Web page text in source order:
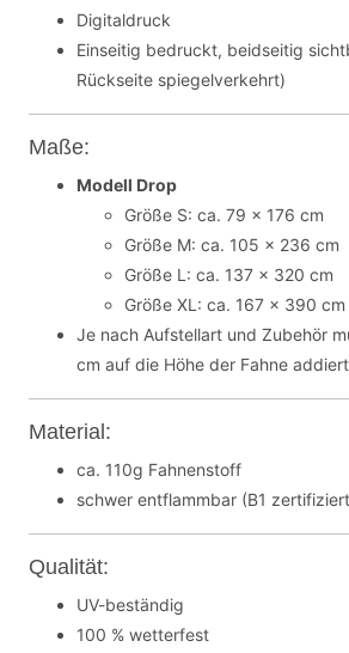
Digitaldruck
Einseitig bedruckt, beidseitig
Rückseite spiegelverkehrt)
Maße:
Modell Drop
Größe S: ca. 79 x 176 cm
Größe M: ca. 105 x 236 cm
Größe L: ca. 137 x 320 cm
Größe XL: ca. 167 x 390 cm
Je nach Aufstellart und Zubehör
cm auf die Höhe der Fahne
Material:
ca. 110g Fahnenstoff
schwer entflammbar (B1
Qualität:
UV-beständig
100 % wetterfest